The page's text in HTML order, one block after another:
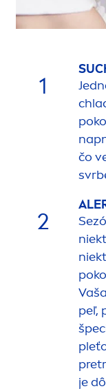
1
čo
2
peľ,
je